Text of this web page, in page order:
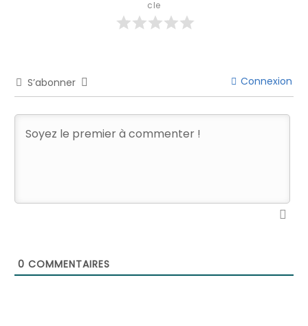
cle
S’abonner Connexion
0 COMMENTAIRES